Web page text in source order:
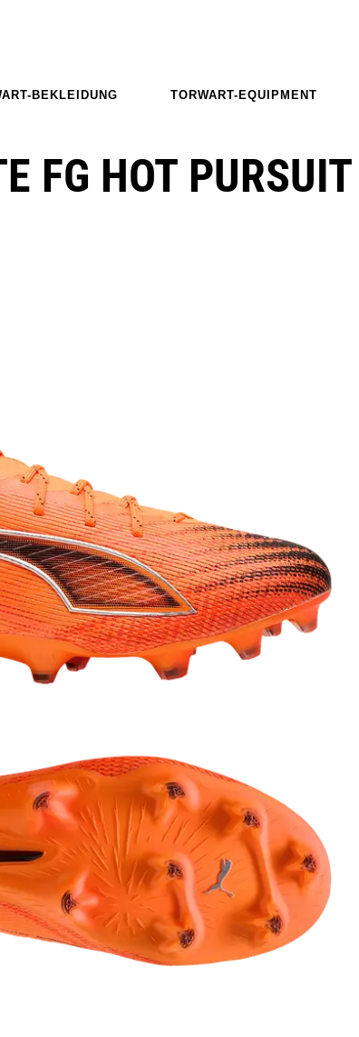
BEKLEIDUNG TORWART-EQUIPMENT
FG HOT PURSUIT